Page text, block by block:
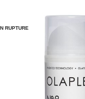
RUPTURE